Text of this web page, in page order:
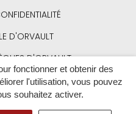
fonctionner et obtenir des
l'utilisation, vous pouvez
souhaitez activer.
D'ORVAULT
D'ORVAULT
D'ORVAULT